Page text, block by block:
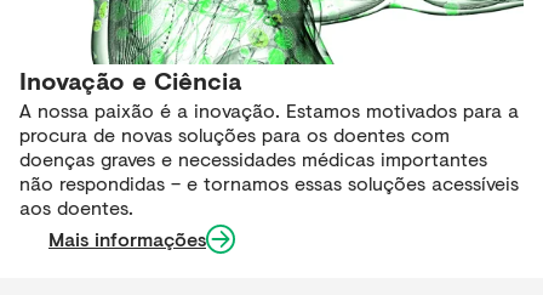
Inovação e Ciência
A nossa paixão é a inovação. Estamos motivados para a
procura de novas soluções para os doentes com
doenças graves e necessidades médicas importantes
não respondidas – e tornamos essas soluções acessíveis
aos doentes.
Mais informações